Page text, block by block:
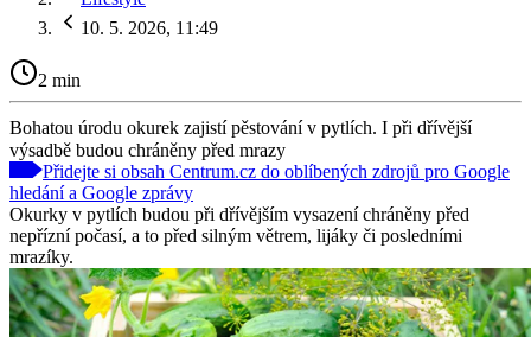
10. 5. 2026, 11:49
2 min
Bohatou úrodu okurek zajistí pěstování v pytlích. I při dřívější
výsadbě budou chráněny před mrazy
Přidejte si obsah Centrum.cz do oblíbených zdrojů pro Google
hledání a Google zprávy
Okurky v pytlích budou při dřívějším vysazení chráněny před
nepřízní počasí, a to před silným větrem, lijáky či posledními
mrazíky.